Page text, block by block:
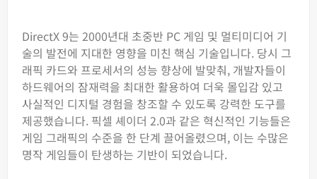
DirectX 9는 2000년대 초중반 PC 게임 및 멀티미디어 기
술의 발전에 지대한 영향을 미친 핵심 기술입니다. 당시 그
래픽 카드와 프로세서의 성능 향상에 발맞춰, 개발자들이
하드웨어의 잠재력을 최대한 활용하여 더욱 몰입감 있고
사실적인 디지털 경험을 창조할 수 있도록 강력한 도구를
제공했습니다. 픽셀 셰이더 2.0과 같은 혁신적인 기능들은
게임 그래픽의 수준을 한 단계 끌어올렸으며, 이는 수많은
명작 게임들이 탄생하는 기반이 되었습니다.